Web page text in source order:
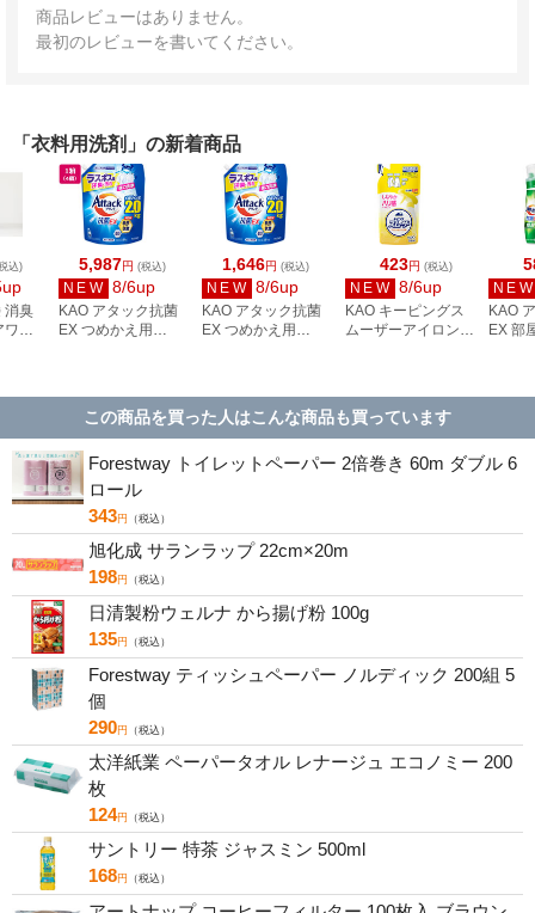
商品レビューはありません。
最初のレビューを書いてください。
「衣料用洗剤」の新着商品
5,987円 (税込)
NEW 8/6up
KAO アタック抗菌
EX つめかえ用
1,646円 (税込)
NEW 8/6up
KAO アタック抗菌
EX つめかえ用
423円 (税込)
NEW 8/6up
KAO キーピングス
ムーザーアイロン用
NEW
KAO
EX 部
込)
消臭
ー
この商品を買った人はこんな商品も買っています
Forestway トイレットペーパー 2倍巻き 60m ダブル 6
ロール
343円 （税込）
旭化成 サランラップ 22cm×20m
198円 （税込）
日清製粉ウェルナ から揚げ粉 100g
135円 （税込）
Forestway ティッシュペーパー ノルディック 200組 5
個
290円 （税込）
太洋紙業 ペーパータオル レナージュ エコノミー 200
枚
124円 （税込）
サントリー 特茶 ジャスミン 500ml
168円 （税込）